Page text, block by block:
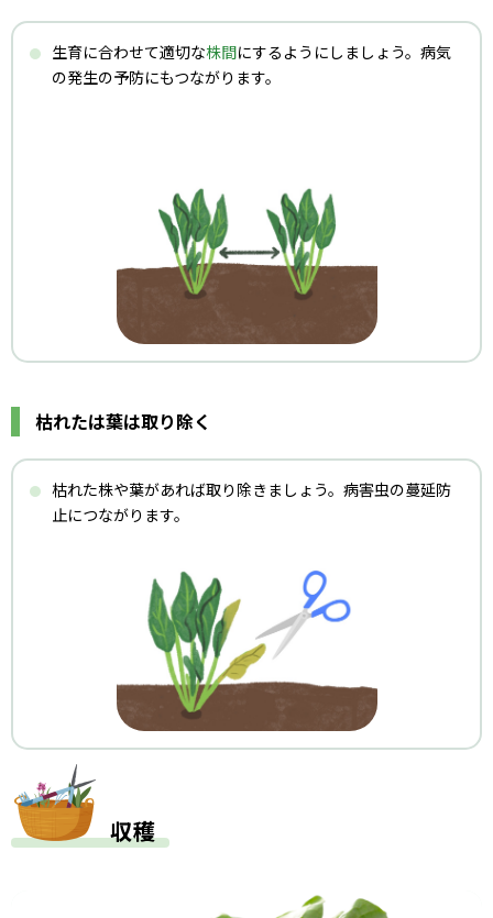
生育に合わせて適切な株間にするようにしましょう。病気
の発生の予防にもつながります。
枯れたは葉は取り除く
枯れた株や葉があれば取り除きましょう。病害虫の蔓延防
止につながります。
収穫